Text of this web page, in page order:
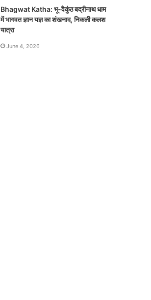
Bhagwat Katha: भू-वैकुंठ बद्रीनाथ धाम
में भागवत ज्ञान यज्ञ का शंखनाद, निकली कलश
यात्रा
June 4, 2026